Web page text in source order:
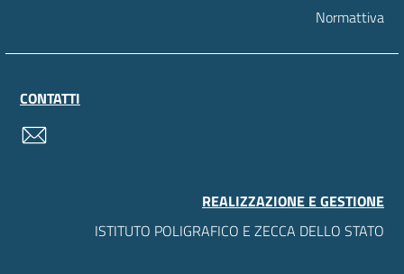
Normattiva
CONTATTI
REALIZZAZIONE E GESTIONE
ISTITUTO POLIGRAFICO E ZECCA DELLO STATO